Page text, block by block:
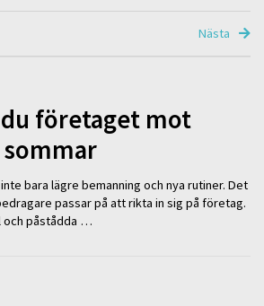
Nästa
företaget mot
sommar
bara lägre bemanning och nya rutiner. Det
passar på att rikta in sig på företag.
och påstådda …